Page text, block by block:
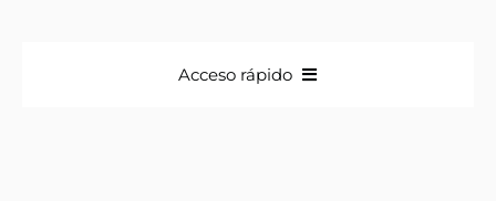
Acceso rápido